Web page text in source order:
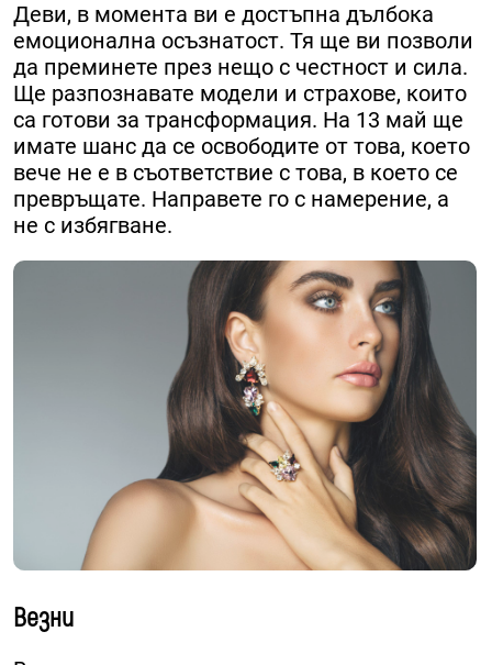
Деви, в момента ви е достъпна дълбока
емоционална осъзнатост. Тя ще ви позволи
да преминете през нещо с честност и сила.
Ще разпознавате модели и страхове, които
са готови за трансформация. На 13 май ще
имате шанс да се освободите от това, което
вече не е в съответствие с това, в което се
превръщате. Направете го с намерение, а
не с избягване.
Везни